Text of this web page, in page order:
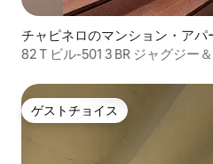
チャピネロのマンション・アパ
82 T ビル-501 3 BR ジャグジー
ゲストチョイス
ゲストチョイス